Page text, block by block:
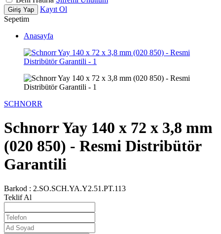
Giriş Yap
Kayıt Ol
Sepetim
Anasayfa
SCHNORR
Schnorr Yay 140 x 72 x 3,8 mm
(020 850) - Resmi Distribütör
Garantili
Barkod : 2.SO.SCH.YA.Y2.51.PT.113
Teklif Al